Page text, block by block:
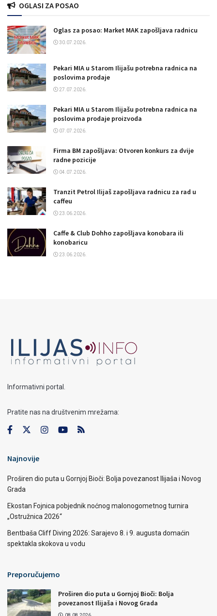
OGLASI ZA POSAO
Oglas za posao: Market MAK zapošljava radnicu
30.07.2026.
Pekari MIA u Starom Ilijašu potrebna radnica na
poslovima prodaje
27.07.2026.
Pekari MIA u Starom Ilijašu potrebna radnica na
poslovima prodaje proizvoda
07.07.2026.
Firma BM zapošljava: Otvoren konkurs za dvije
radne pozicije
04.07.2026.
Tranzit Petrol Ilijaš zapošljava radnicu za rad u
caffeu
23.06.2026.
Caffe & Club Dohho zapošljava konobara ili
konobaricu
23.06.2026.
Informativni portal.
Pratite nas na društvenim mrežama:
Najnovije
Proširen dio puta u Gornjoj Bioči: Bolja povezanost Ilijaša i Novog
Grada
Ekostan Fojnica pobjednik noćnog malonogometnog turnira
„Ostružnica 2026“
Bentbaša Cliff Diving 2026: Sarajevo 8. i 9. augusta domaćin
spektakla skokova u vodu
Preporučujemo
Proširen dio puta u Gornjoj Bioči: Bolja
povezanost Ilijaša i Novog Grada